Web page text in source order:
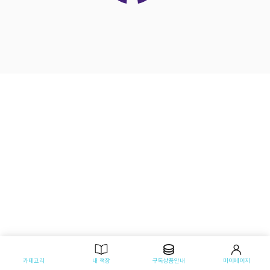
카테고리 내 책장 구독상품안내 마이페이지